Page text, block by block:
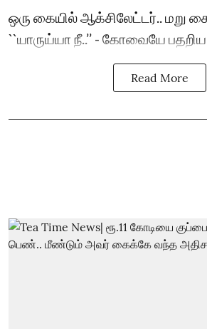
ஒரு கையில் ஆக்சிலேட்டர்.. மறு
``யாருய்யா நீ..’’ - கோவையே
Read More